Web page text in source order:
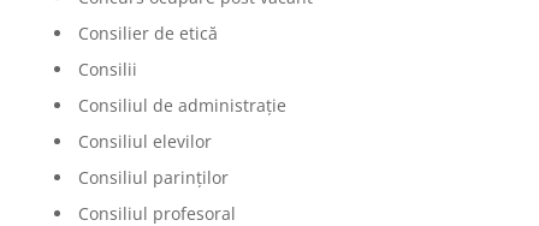
Consilier de etică
Consilii
Consiliul de administrație
Consiliul elevilor
Consiliul parinților
Consiliul profesoral